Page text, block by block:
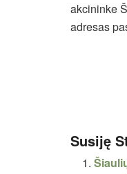
akcininke
adresas
Susiję